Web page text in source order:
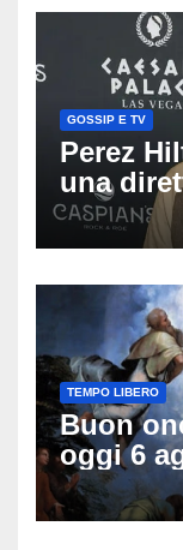
GOSSIP E TV
Perez
una
famiglia
sulle
TEMPO LIBERO
Buon
oggi 6
di